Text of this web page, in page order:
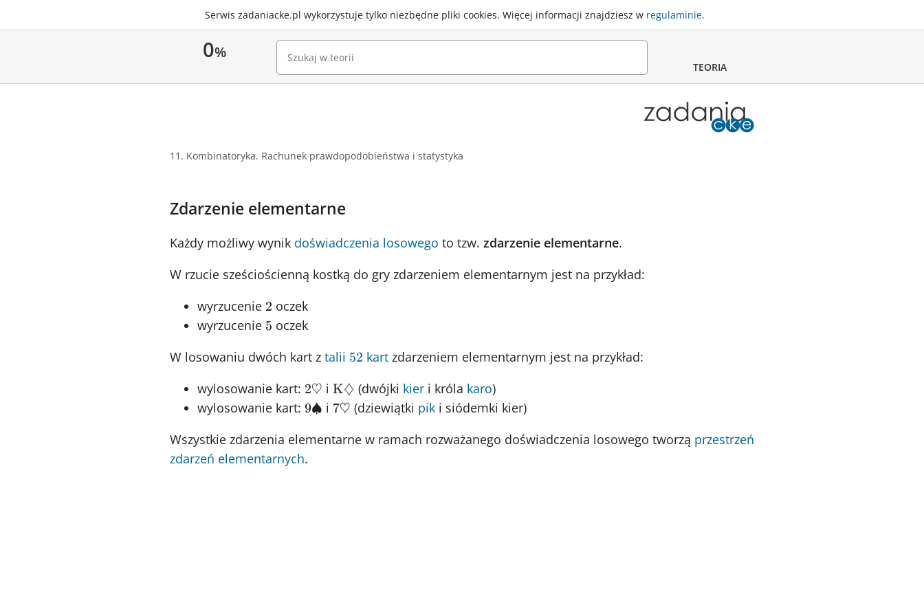
Serwis zadaniacke.pl wykorzystuje tylko niezbędne pliki cookies. Więcej informacji znajdziesz w regulaminie.
0%
TEORIA
11. Kombinatoryka. Rachunek prawdopodobieństwa i statystyka
Zdarzenie elementarne
Każdy możliwy wynik doświadczenia losowego to tzw. zdarzenie elementarne.
W rzucie sześciościenną kostką do gry zdarzeniem elementarnym jest na przykład:
wyrzucenie 2
2 oczek
wyrzucenie 5
5 oczek
W losowaniu dwóch kart z talii 52
52 kart zdarzeniem elementarnym jest na przykład:
wylosowanie kart: 2\heartsuit
2♡ i \text{K}\diamondsuit
K♢ (dwójki kier i króla karo)
wylosowanie kart: 9\spadesuit
9♠ i 7\heartsuit
7♡ (dziewiątki pik i siódemki kier)
Wszystkie zdarzenia elementarne w ramach rozważanego doświadczenia losowego tworzą przestrzeń
zdarzeń elementarnych.